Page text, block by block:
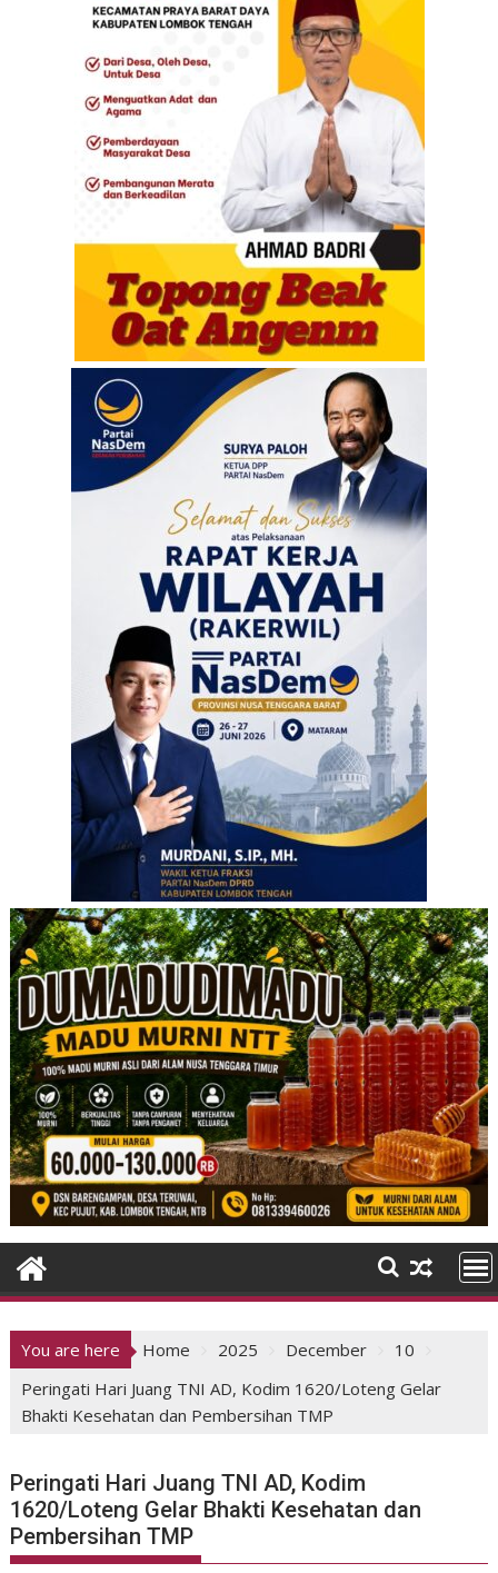
You are here Home 2025 December
10
Peringati Hari Juang TNI AD, Kodim 1620/Loteng Gelar
Bhakti Kesehatan dan Pembersihan TMP
Peringati Hari Juang TNI AD, Kodim
1620/Loteng Gelar Bhakti Kesehatan dan
Pembersihan TMP